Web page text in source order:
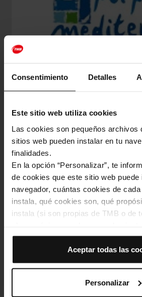
Consentimiento Detalles
Este sitio web utiliza cookies
Las cookies son pequeños archivos
sitios web pueden instalar en tu
finalidades.
En la opción “Personalizar”, te
de cookies que este sitio web puede
navegador, cuántas cookies de
instala, qué cookies son, qué
instala (si son propias de TMB o de
navegador. Si el panel de cookies
que no instala ninguna cookie de
Si eliges la opción “Aceptar todas
El selector que se encuentra a la
Aceptar todas las
Personalizar
a l'àrea metropolitana de
Empresa
27.12.2012
Subtravelling, 3a mostra
Cultura i Oci
21.12.2012
09:29